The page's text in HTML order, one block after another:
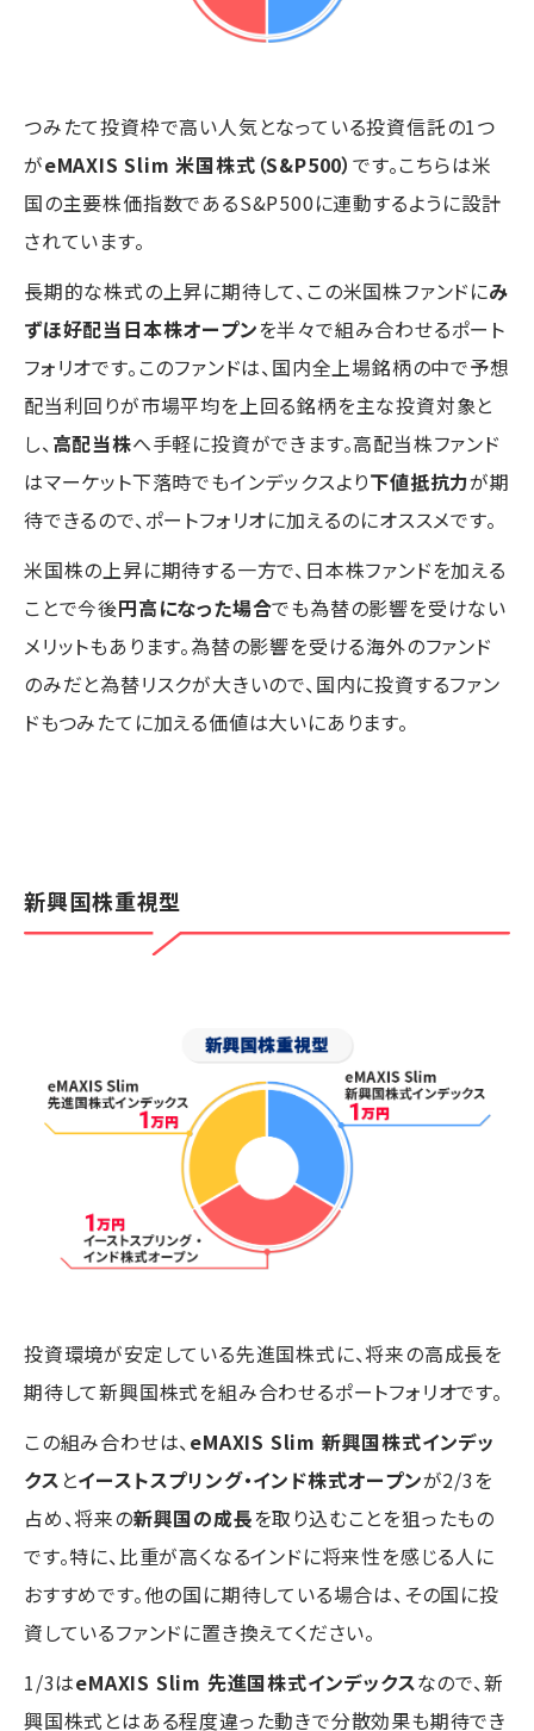
つみたて投資枠で高い人気となっている投資信託の1つ
がeMAXIS Slim 米国株式（S&P500）です。こちらは米
国の主要株価指数であるS&P500に連動するように設計
されています。
長期的な株式の上昇に期待して、この米国株ファンドにみ
ずほ好配当日本株オープンを半々で組み合わせるポート
フォリオです。このファンドは、国内全上場銘柄の中で予想
配当利回りが市場平均を上回る銘柄を主な投資対象と
し、高配当株へ手軽に投資ができます。高配当株ファンド
はマーケット下落時でもインデックスより下値抵抗力が期
待できるので、ポートフォリオに加えるのにオススメです。
米国株の上昇に期待する一方で、日本株ファンドを加える
ことで今後円高になった場合でも為替の影響を受けない
メリットもあります。為替の影響を受ける海外のファンド
のみだと為替リスクが大きいので、国内に投資するファン
ドもつみたてに加える価値は大いにあります。
新興国株重視型
投資環境が安定している先進国株式に、将来の高成長を
期待して新興国株式を組み合わせるポートフォリオです。
この組み合わせは、 eMAXIS Slim 新興国株式インデッ
クス とイーストスプリング・インド株式オープンが2/3を
占め、将来の新興国の成長を取り込むことを狙ったもの
です。特に、比重が高くなるインドに将来性を感じる人に
おすすめです。他の国に期待している場合は、その国に投
資しているファンドに置き換えてください。
1/3はeMAXIS Slim 先進国株式インデックスなので、新
興国株式とはある程度違った動きで分散効果も期待でき